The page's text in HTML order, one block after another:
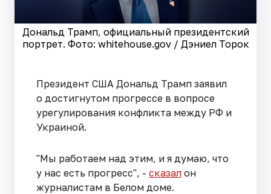
Дональд Трамп, официальный президентский
портрет. Фото: whitehouse.gov / Дэниел Торок
Президент США Дональд Трамп заявил
о достигнутом прогрессе в вопросе
урегулирования конфликта между РФ и
Украиной.
"Мы работаем над этим, и я думаю, что
у нас есть прогресс", - сказал он
журналистам в Белом доме.